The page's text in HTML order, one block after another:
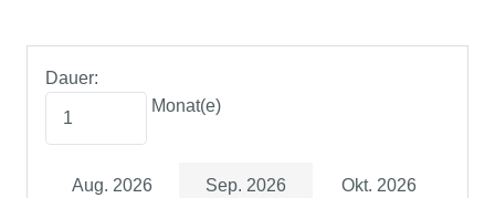
Dauer:
Monat(e)
Aug. 2026 Sep. 2026 Okt. 2026